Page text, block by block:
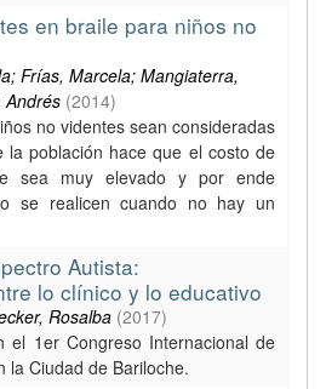
en braile para niños no
Frías, Marcela; Mangiaterra,
Andrés (2014)
no videntes sean consideradas
la población hace que el costo de
sea muy elevado y por ende
se realicen cuando no hay un
Autista:
lo clínico y lo educativo
Rosalba (2017)
el 1er Congreso Internacional de
la Ciudad de Bariloche.